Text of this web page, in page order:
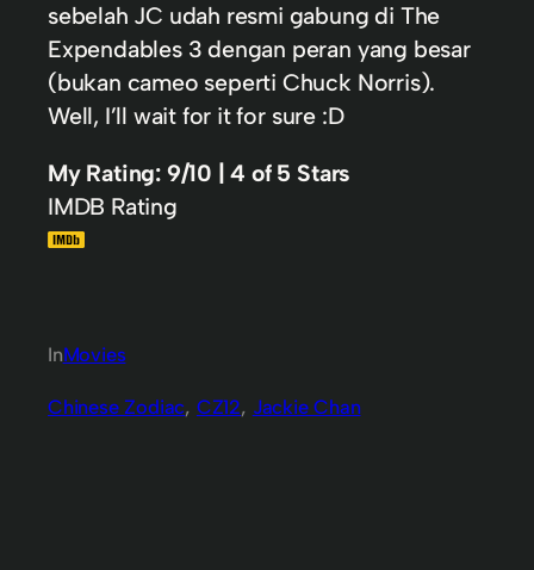
sebelah JC udah resmi gabung di The
Expendables 3 dengan peran yang besar
(bukan cameo seperti Chuck Norris).
Well, I’ll wait for it for sure :D
My Rating: 9/10 | 4 of 5 Stars
IMDB Rating
InMovies
Chinese Zodiac, CZ12, Jackie Chan